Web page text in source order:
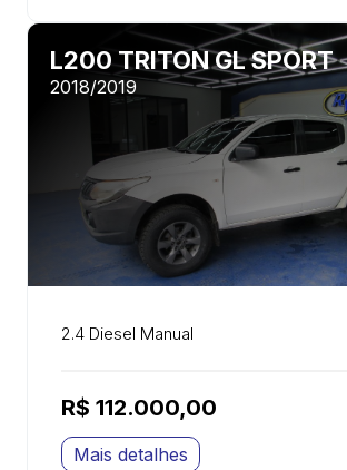
L200 TRITON GL SPORT
2018/2019
2.4 Diesel Manual
R$ 112.000,00
Mais detalhes